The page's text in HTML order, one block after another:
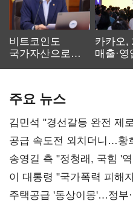
비트코인도
국가자산으로…'
카카오,
매출·영
주요 뉴스
김민석 "경선갈등 완전 제
사과부터"
공급 속도전 외치더니…황
리모델링' 제안
송영길 측 "정청래, 국힘 '
총선 지휘 못해"
이 대통령 "국가폭력 피해
진실 밝혀야"
주택공급 '동상이몽'…정부